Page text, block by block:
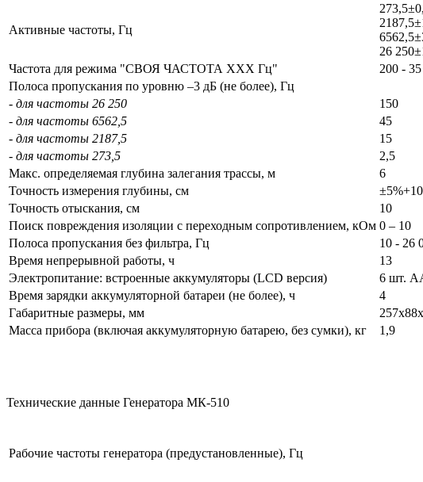
Активные частоты, Гц
26
Частота для режима "СВОЯ ЧАСТОТА ХХХ Гц"
200 -
Полоса пропускания по уровню –3 дБ (не более), Гц
- для частоты 26 250
150
- для частоты 6562,5
45
- для частоты 2187,5
15
- для частоты 273,5
2,5
Макс. определяемая глубина залегания трассы, м
6
Точность измерения глубины, см
±5%+10
Точность отыскания, см
10
Поиск повреждения изоляции с переходным сопротивлением, кОм 0 – 10
Полоса пропускания без фильтра, Гц
10 - 26
Время непрерывной работы, ч
13
Электропитание: встроенные аккумуляторы (LCD версия)
6 шт.
Время зарядки аккумуляторной батареи (не более), ч
4
Габаритные размеры, мм
Масса прибора (включая аккумуляторную батарею, без сумки), кг
1,9
Технические данные Генератора МК-510
Рабочие частоты генератора (предустановленные), Гц